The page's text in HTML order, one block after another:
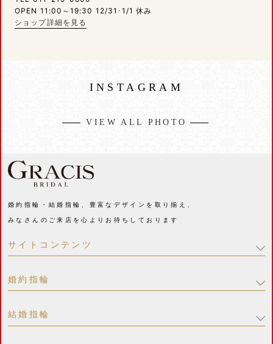
OPEN 11:00～19:30 12/31･1/1 休み
ショップ詳細を見る
INSTAGRAM
VIEW ALL PHOTO
婚約指輪・結婚指輪、豊富なデザインを取り揃え、
みなさんのご来店を心よりお待ちしております
サイトコンテンツ
婚約指輪
結婚指輪